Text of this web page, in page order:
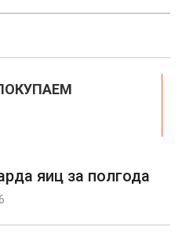
яиц за полгода